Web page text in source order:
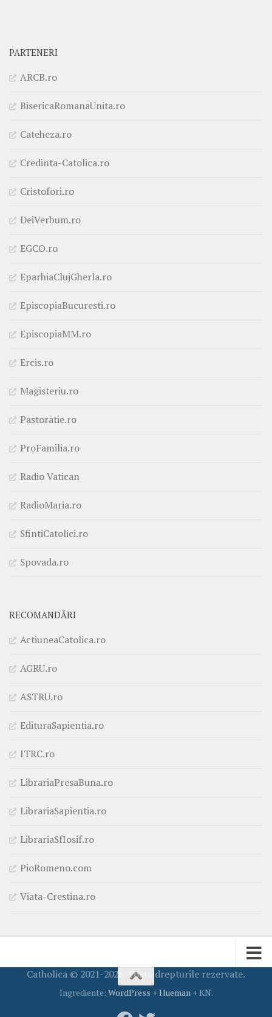
PARTENERI
ARCB.ro
BisericaRomanaUnita.ro
Cateheza.ro
Credinta-Catolica.ro
Cristofori.ro
DeiVerbum.ro
EGCO.ro
EparhiaClujGherla.ro
EpiscopiaBucuresti.ro
EpiscopiaMM.ro
Ercis.ro
Magisteriu.ro
Pastoratie.ro
ProFamilia.ro
Radio Vatican
RadioMaria.ro
SfintiCatolici.ro
Spovada.ro
RECOMANDĂRI
ActiuneaCatolica.ro
AGRU.ro
ASTRU.ro
EdituraSapientia.ro
ITRC.ro
LibrariaPresaBuna.ro
LibrariaSapientia.ro
LibrariaSfIosif.ro
PioRomeno.com
Viata-Crestina.ro
Catholica © 2021-2026. Toate drepturile rezervate.
Ingrediente: WordPress +Hueman + KN.